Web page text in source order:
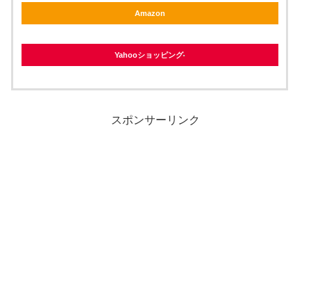
Amazon
Yahooショッピング
スポンサーリンク